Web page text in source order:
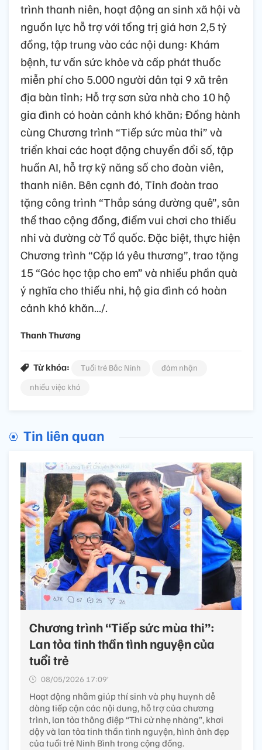
trình thanh niên, hoạt động an sinh xã hội và
nguồn lực hỗ trợ với tổng trị giá hơn 2,5 tỷ
đồng, tập trung vào các nội dung: Khám
bệnh, tư vấn sức khỏe và cấp phát thuốc
miễn phí cho 5.000 người dân tại 9 xã trên
địa bàn tỉnh; Hỗ trợ sơn sửa nhà cho 10 hộ
gia đình có hoàn cảnh khó khăn; Đồng hành
cùng Chương trình “Tiếp sức mùa thi” và
triển khai các hoạt động chuyển đổi số, tập
huấn AI, hỗ trợ kỹ năng số cho đoàn viên,
thanh niên. Bên cạnh đó, Tỉnh đoàn trao
tặng công trình “Thắp sáng đường quê”, sân
thể thao cộng đồng, điểm vui chơi cho thiếu
nhi và đường cờ Tổ quốc. Đặc biệt, thực hiện
Chương trình “Cặp lá yêu thương”, trao tặng
15 “Góc học tập cho em” và nhiều phần quà
ý nghĩa cho thiếu nhi, hộ gia đình có hoàn
cảnh khó khăn.../.
Thanh Thương
Từ khóa: Tuổi trẻ Bắc Ninh
đảm nhận
nhiều việc khó
Tin liên quan
Chương trình “Tiếp sức mùa thi”:
Lan tỏa tinh thần tình nguyện của
tuổi trẻ
08/05/2026 17:09’
Hoạt động nhằm giúp thí sinh và phụ huynh dễ
dàng tiếp cận các nội dung, hỗ trợ của chương
trình, lan tỏa thông điệp “Thi cử nhẹ nhàng”, khơi
dậy và lan tỏa tinh thần tình nguyện, hình ảnh đẹp
của tuổi trẻ Ninh Bình trong cộng đồng.